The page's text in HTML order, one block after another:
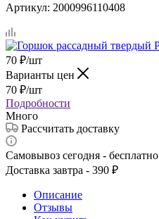
Артикул: 2000996110408
70 ₽/шт
Варианты цен
70 ₽/шт
Подробности
Много
Рассчитать доставку
Самовывоз сегодня - бесплатно
Доставка завтра - 390 ₽
Описание
Отзывы